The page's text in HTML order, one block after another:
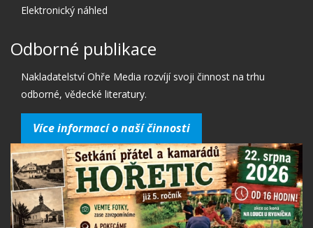
Elektronický náhled
Odborné publikace
Nakladatelství Ohře Media rozvíjí svoji činnost na trhu
odborné, vědecké literatury.
Více informací o naší činnosti